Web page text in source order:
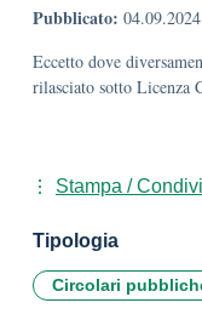
Pubblicato: 04.09.2024
Eccetto dove
rilasciato sotto Licenza
Stampa /
Tipologia
Circolari